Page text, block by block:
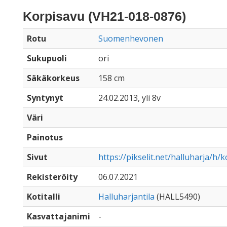
Korpisavu (VH21-018-0876)
Rotu
Suomenhevonen
Sukupuoli
ori
Säkäkorkeus
158 cm
Syntynyt
24.02.2013, yli 8v
Väri
Painotus
Sivut
https://pikselit.net/halluharja/h/
Rekisteröity
06.07.2021
Kotitalli
Halluharjantila (HALL5490)
Kasvattajanimi
-